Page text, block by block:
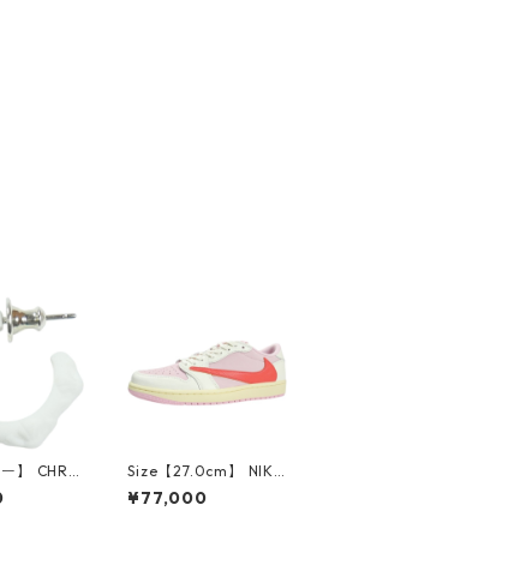
】 CHRO
クロム・
SING
Size【27.0cm】 NIKE
ナイキ ×Travis Scott
AIR JORDAN 1 LOW
¥77,000